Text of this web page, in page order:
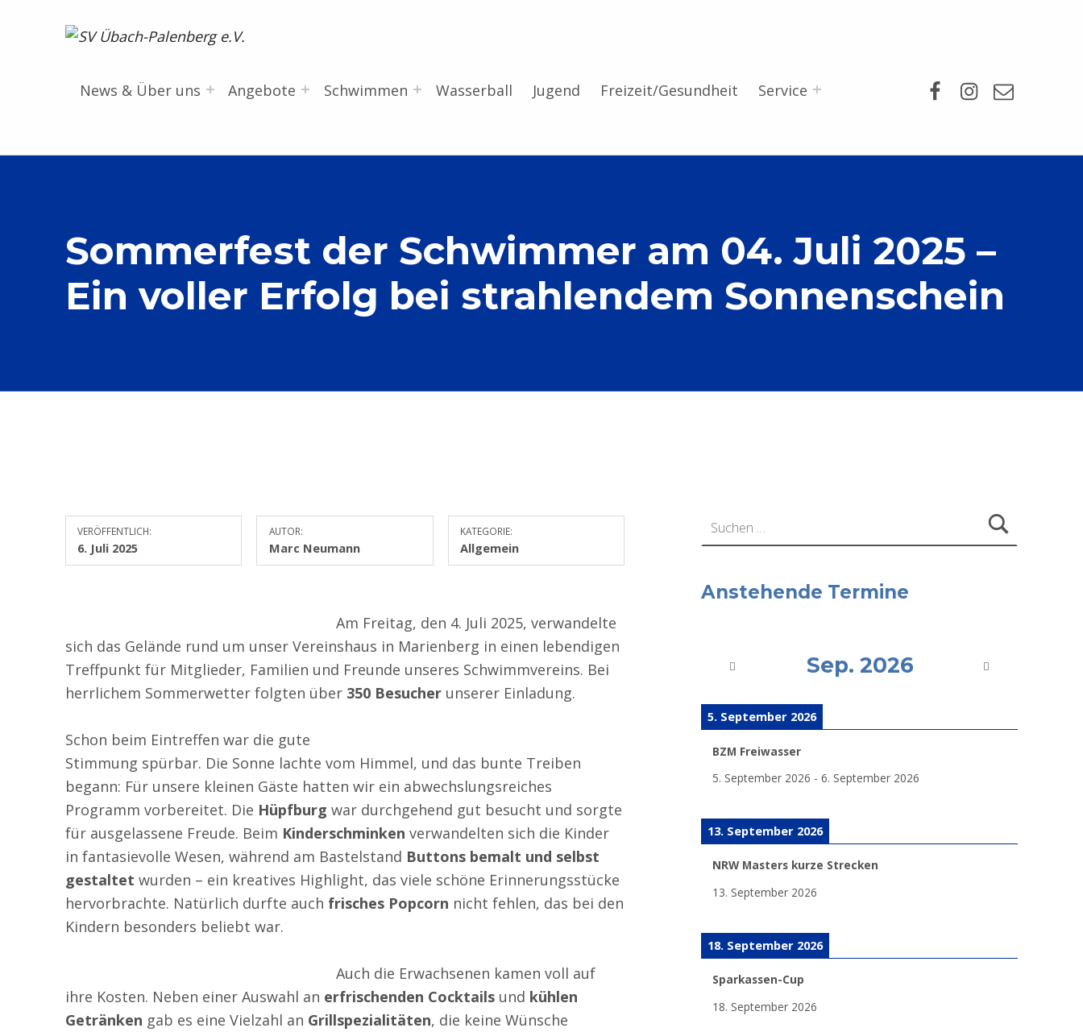
News & Über uns Angebote Schwimmen Wasserball Jugend Freizeit/Gesundheit Service
Sommerfest der Schwimmer am 04. Juli 2025 –
Ein voller Erfolg bei strahlendem Sonnenschein
VERÖFFENTLICH:
6. Juli 2025
AUTOR:
Marc Neumann
KATEGORIE:
Allgemein
Am Freitag, den 4. Juli 2025, verwandelte
sich das Gelände rund um unser Vereinshaus in Marienberg in einen lebendigen
Treffpunkt für Mitglieder, Familien und Freunde unseres Schwimmvereins. Bei
herrlichem Sommerwetter folgten über 350 Besucherunserer Einladung.
Schon beim Eintreffen war die gute
Stimmung spürbar. Die Sonne lachte vom Himmel, und das bunte Treiben
begann: Für unsere kleinen Gäste hatten wir ein abwechslungsreiches
Programm vorbereitet. Die Hüpfburg war durchgehend gut besucht und sorgte
für ausgelassene Freude. Beim Kinderschminken verwandelten sich die Kinder
in fantasievolle Wesen, während am Bastelstand Buttons bemalt und selbst
gestaltet wurden – ein kreatives Highlight, das viele schöne Erinnerungsstücke
hervorbrachte. Natürlich durfte auch frisches Popcorn nicht fehlen, das bei den
Kindern besonders beliebt war.
Auch die Erwachsenen kamen voll auf
ihre Kosten. Neben einer Auswahl an erfrischenden Cocktailsund kühlen
Getränken gab es eine Vielzahl an Grillspezialitäten, die keine Wünsche
Anstehende Termine
Sep. 2026
5. September 2026
BZM Freiwasser
5. September 2026 -6. September 2026
13. September 2026
NRW Masters kurze Strecken
13. September 2026
18. September 2026
Sparkassen-Cup
18. September 2026